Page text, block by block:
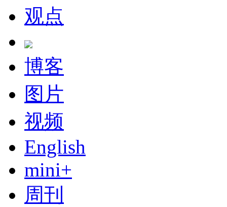
观点
博客
图片
视频
English
mini+
周刊